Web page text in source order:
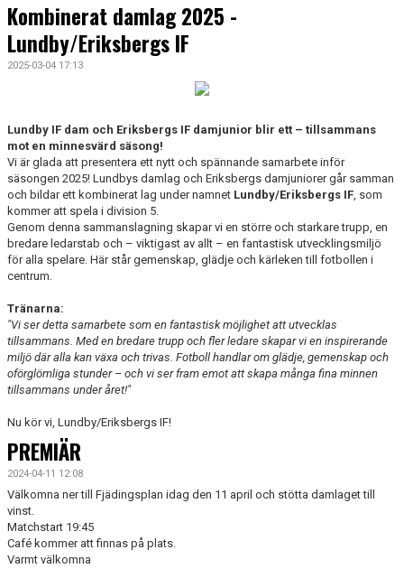
Kombinerat damlag 2025 -
Lundby/Eriksbergs IF
2025-03-04 17:13
Lundby IF dam och Eriksbergs IF damjunior blir ett – tillsammans
mot en minnesvärd säsong!
Vi är glada att presentera ett nytt och spännande samarbete inför
säsongen 2025! Lundbys damlag och Eriksbergs damjuniorer går samman
och bildar ett kombinerat lag under namnet Lundby/Eriksbergs IF, som
kommer att spela i division 5.
Genom denna sammanslagning skapar vi en större och starkare trupp, en
bredare ledarstab och – viktigast av allt – en fantastisk utvecklingsmiljö
för alla spelare. Här står gemenskap, glädje och kärleken till fotbollen i
centrum.
Tränarna:
"Vi ser detta samarbete som en fantastisk möjlighet att utvecklas
tillsammans. Med en bredare trupp och fler ledare skapar vi en inspirerande
miljö där alla kan växa och trivas. Fotboll handlar om glädje, gemenskap och
oförglömliga stunder – och vi ser fram emot att skapa många fina minnen
tillsammans under året!"
Nu kör vi, Lundby/Eriksbergs IF!
PREMIÄR
2024-04-11 12:08
Välkomna ner till Fjädingsplan idag den 11 april och stötta damlaget till
vinst.
Matchstart 19:45
Café kommer att finnas på plats.
Varmt välkomna